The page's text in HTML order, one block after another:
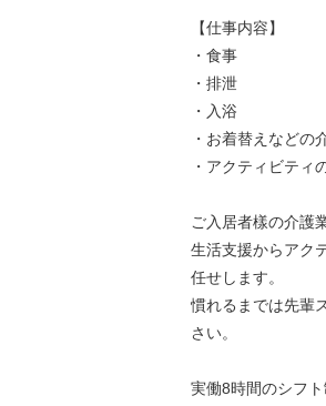
【仕事内容】
・食事
・排泄
・入浴
・お着替えなどの
・アクティビティ
ご入居者樣の介護
生活支援からアク
任せします。
慣れるまでは先輩
さい。
実働8時間のシフト